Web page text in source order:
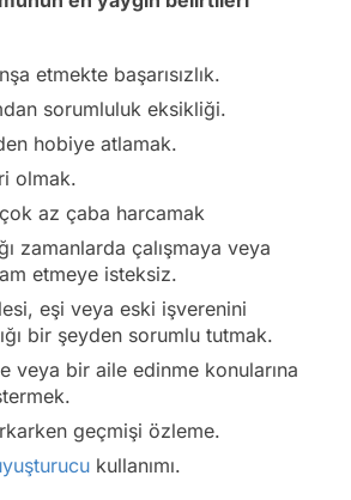
etmekte başarısızlık.
sorumluluk eksikliği.
hobiye atlamak.
olmak.
az çaba harcamak
zamanlarda çalışmaya veya
etmeye isteksiz.
eşi veya eski işverenini
bir şeyden sorumlu tutmak.
veya bir aile edinme konularına
geçmişi özleme.
kullanımı.